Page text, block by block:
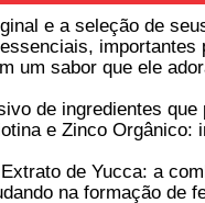
e a seleção de
importantes
um sabor que ele
de ingredientes
e Zinco Orgânico:
de Yucca: a
na formação de